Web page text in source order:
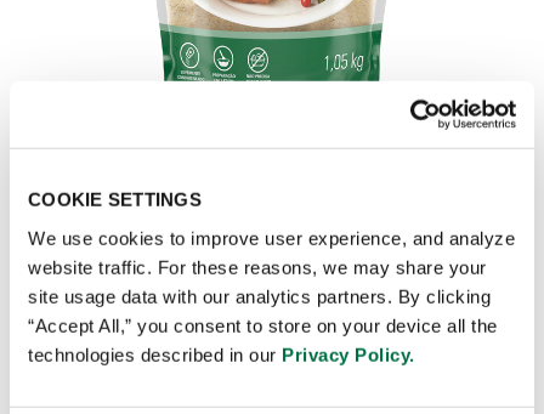
COOKIE SETTINGS
We use cookies to improve user experience, and analyze
website traffic. For these reasons, we may share your
site usage data with our analytics partners. By clicking
“Accept All,” you consent to store on your device all the
technologies described in our Privacy Policy.
Milanesa
VER DETALHES